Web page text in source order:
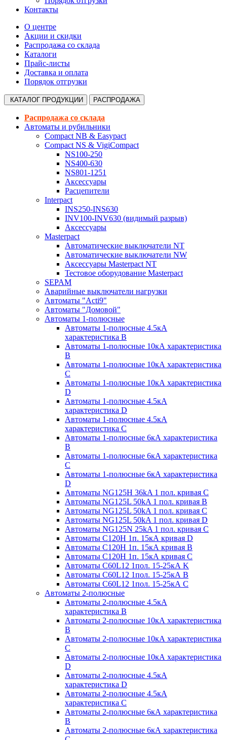
Контакты
О центре
Акции и скидки
Распродажа со склада
Каталоги
Прайс-листы
Доставка и оплата
Порядок отгрузки
КАТАЛОГ ПРОДУКЦИИ РАСПРОДАЖА
Распродажа со склада
Автоматы и рубильники
Compact NB & Easypact
Compact NS & VigiCompact
NS100-250
NS400-630
NS801-1251
Аксессуары
Расцепители
Interpact
INS250-INS630
INV100-INV630 (видимый разрыв)
Аксессуары
Masterpact
Автоматические выключатели NT
Автоматические выключатели NW
Аксессуары Masterpact NT
Тестовое оборудование Masterpact
SEPAM
Аварийные выключатели нагрузки
Автоматы "Acti9"
Автоматы "Домовой"
Автоматы 1-полюсные
Автоматы 1-полюсные 4.5кА
характеристика В
Автоматы 1-полюсные 10кА характеристика
B
Автоматы 1-полюсные 10кА характеристика
C
Автоматы 1-полюсные 10кА характеристика
D
Автоматы 1-полюсные 4.5кА
характеристика D
Автоматы 1-полюсные 4.5кА
характеристика С
Автоматы 1-полюсные 6кА характеристика
B
Автоматы 1-полюсные 6кА характеристика
C
Автоматы 1-полюсные 6кА характеристика
D
Автоматы NG125H 36kA 1 пол. кривая C
Автоматы NG125L 50kA 1 пол. кривая B
Автоматы NG125L 50kA 1 пол. кривая C
Автоматы NG125L 50kA 1 пол. кривая D
Автоматы NG125N 25kA 1 пол. кривая C
Автоматы С120H 1п. 15кА кривая D
Автоматы С120H 1п. 15кА кривая В
Автоматы С120H 1п. 15кА кривая С
Автоматы С60L12 1пол. 15-25кА K
Автоматы С60L12 1пол. 15-25кА В
Автоматы С60L12 1пол. 15-25кА С
Автоматы 2-полюсные
Автоматы 2-полюсные 4.5кА
характеристика В
Автоматы 2-полюсные 10кА характеристика
B
Автоматы 2-полюсные 10кА характеристика
C
Автоматы 2-полюсные 10кА характеристика
D
Автоматы 2-полюсные 4.5кА
характеристика D
Автоматы 2-полюсные 4.5кА
характеристика С
Автоматы 2-полюсные 6кА характеристика
B
Автоматы 2-полюсные 6кА характеристика